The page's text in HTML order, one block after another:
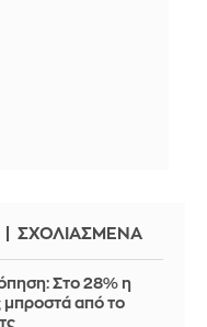
ΣΧΟΛΙΑΣΜΕΝΑ
Στο 28% η
μπροστά από το